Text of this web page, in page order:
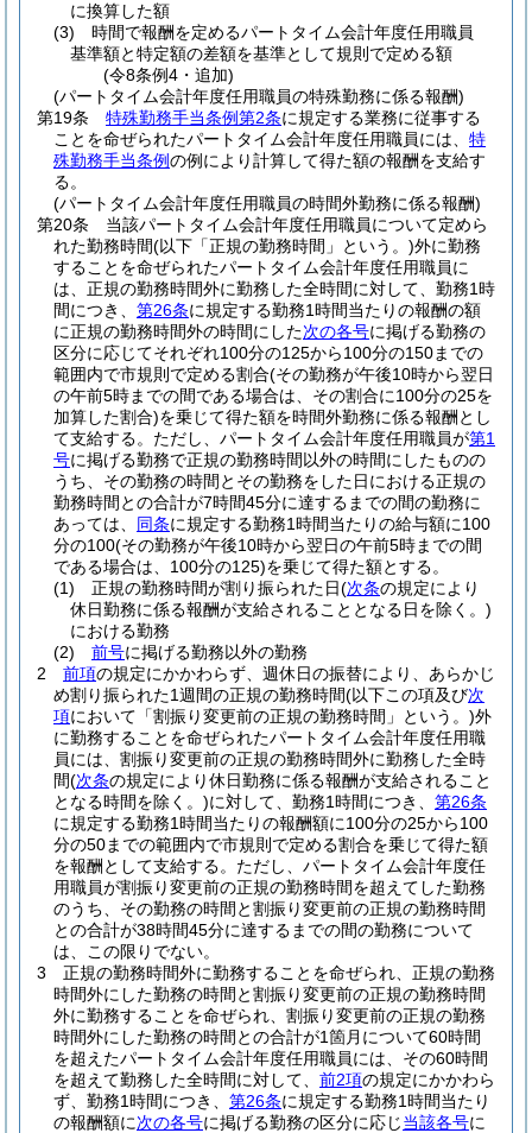
に換算した額
(3)
時間で報酬を定めるパートタイム会計年度任用職員
基準額と特定額の差額を基準として規則で定める額
(令8条例4・追加)
(パートタイム会計年度任用職員の特殊勤務に係る報酬)
第19条
特殊勤務手当条例第2条に規定する業務に従事する
ことを命ぜられたパートタイム会計年度任用職員には、 特
殊勤務手当条例の例により計算して得た額の報酬を支給す
る。
(パートタイム会計年度任用職員の時間外勤務に係る報酬)
第20条
当該パートタイム会計年度任用職員について定めら
れた勤務時間(以下「正規の勤務時間」という。)外に勤務
することを命ぜられたパートタイム会計年度任用職員に
は、正規の勤務時間外に勤務した全時間に対して、勤務1時
間につき、 第26条に規定する勤務1時間当たりの報酬の額
に正規の勤務時間外の時間にした次の各号に掲げる勤務の
区分に応じてそれぞれ100分の125から100分の150までの
範囲内で市規則で定める割合(その勤務が午後10時から翌日
の午前5時までの間である場合は、その割合に100分の25を
加算した割合)を乗じて得た額を時間外勤務に係る報酬とし
て支給する。 ただし、パートタイム会計年度任用職員が第1
号に掲げる勤務で正規の勤務時間以外の時間にしたものの
うち、その勤務の時間とその勤務をした日における正規の
勤務時間との合計が7時間45分に達するまでの間の勤務に
あっては、 同条に規定する勤務1時間当たりの給与額に100
分の100(その勤務が午後10時から翌日の午前5時までの間
である場合は、100分の125)を乗じて得た額とする。
(1)
正規の勤務時間が割り振られた日(次条の規定により
休日勤務に係る報酬が支給されることとなる日を除く。)
における勤務
(2)
前号に掲げる勤務以外の勤務
2
前項の規定にかかわらず、週休日の振替により、あらかじ
め割り振られた1週間の正規の勤務時間(以下この項及び次
項において「割振り変更前の正規の勤務時間」という。)外
に勤務することを命ぜられたパートタイム会計年度任用職
員には、割振り変更前の正規の勤務時間外に勤務した全時
間(次条の規定により休日勤務に係る報酬が支給されること
となる時間を除く。)に対して、勤務1時間につき、 第26条
に規定する勤務1時間当たりの報酬額に100分の25から100
分の50までの範囲内で市規則で定める割合を乗じて得た額
を報酬として支給する。 ただし、パートタイム会計年度任
用職員が割振り変更前の正規の勤務時間を超えてした勤務
のうち、その勤務の時間と割振り変更前の正規の勤務時間
との合計が38時間45分に達するまでの間の勤務について
は、この限りでない。
3
正規の勤務時間外に勤務することを命ぜられ、正規の勤務
時間外にした勤務の時間と割振り変更前の正規の勤務時間
外に勤務することを命ぜられ、割振り変更前の正規の勤務
時間外にした勤務の時間との合計が1箇月について60時間
を超えたパートタイム会計年度任用職員には、その60時間
を超えて勤務した全時間に対して、 前2項の規定にかかわら
ず、勤務1時間につき、 第26条に規定する勤務1時間当たり
の報酬額に次の各号に掲げる勤務の区分に応じ当該各号に